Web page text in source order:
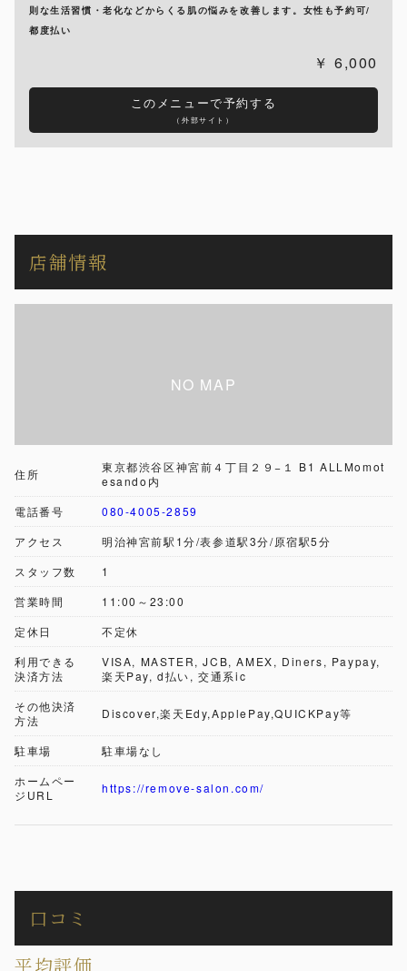
則な生活習慣・老化などからくる肌の悩みを改善します。女性も予約可/
都度払い
6,000
このメニューで予約する
（外部サイト）
店舗情報
住所
東京都渋谷区神宮前４丁目２９−１ B1 ALLMomot
esando内
電話番号
080-4005-2859
アクセス
明治神宮前駅1分/表参道駅3分/原宿駅5分
スタッフ数
1
営業時間
11:00～23:00
定休日
不定休
利用できる
決済方法
VISA, MASTER, JCB, AMEX, Diners, Paypay,
楽天Pay, d払い, 交通系ic
その他決済
方法
Discover,楽天Edy,ApplePay,QUICKPay等
駐車場
駐車場なし
ホームペー
ジURL
https://remove-salon.com/
口コミ
平均評価